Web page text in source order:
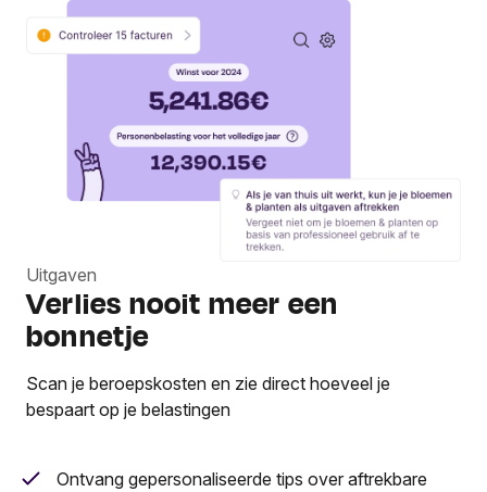
Uitgaven
Verlies nooit meer een
bonnetje
Scan je beroepskosten en zie direct hoeveel je
bespaart op je belastingen
Ontvang gepersonaliseerde tips over aftrekbare